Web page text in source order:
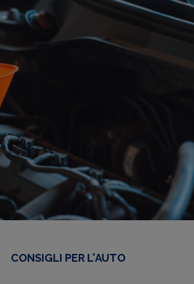
CONSIGLI PER L'AUTO